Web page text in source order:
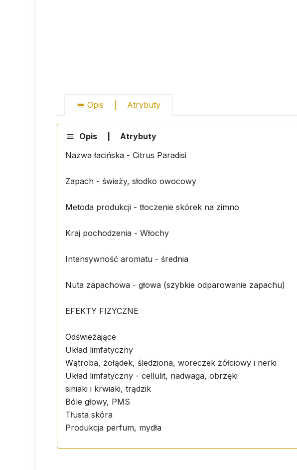
Opis Atrybuty
Opis Atrybuty
Nazwa łacińska - Citrus Paradisi
Zapach - świeży, słodko owocowy
Metoda produkcji - tłoczenie skórek na zimno
Kraj pochodzenia - Włochy
Intensywność aromatu - średnia
Nuta zapachowa - głowa (szybkie odparowanie zapachu)
EFEKTY FIZYCZNE
Odświeżające
Układ limfatyczny
Wątroba, żołądek, śledziona, woreczek żółciowy i nerki
Układ limfatyczny - cellulit, nadwaga, obrzęki
siniaki i krwiaki, trądzik
Bóle głowy, PMS
Tłusta skóra
Produkcja perfum, mydła